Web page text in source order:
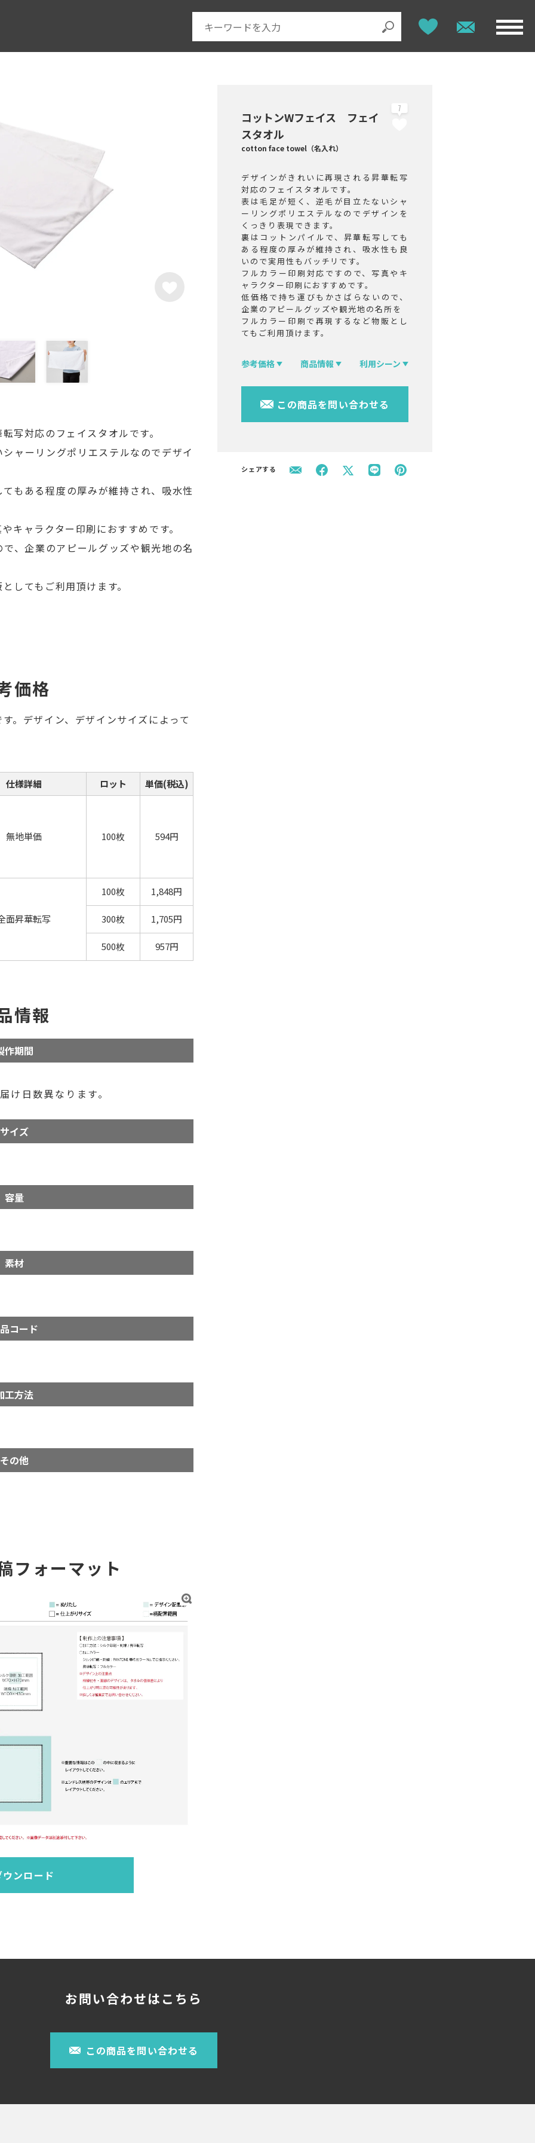
コットンWフェイス フェイ
スタオル
cotton face towel（名入れ）
7
デザインがきれいに再現される昇華転写
対応のフェイスタオルです。
表は毛足が短く、逆毛が目立たないシャ
ーリングポリエステルなのでデザインを
くっきり表現できます。
裏はコットンパイルで、昇華転写しても
ある程度の厚みが維持され、吸水性も良
いので実用性もバッチリです。
フルカラー印刷対応ですので、写真やキ
ャラクター印刷におすすめです。
低価格で持ち運びもかさばらないので、
企業のアピールグッズや観光地の名所を
フルカラー印刷で再現するなど物販とし
てもご利用頂けます。
参考価格 商品情報 利用シーン
この商品を問い合わせる
シェアする
写対応のフェイスタオルです。
ャーリングポリエステルなのでデザイ
もある程度の厚みが維持され、吸水性
キャラクター印刷におすすめです。
、企業のアピールグッズや観光地の名
してもご利用頂けます。
価格
。デザイン、デザインサイズによって
仕様詳細 ロット 単価(税込)
無地単価 100枚 594円
面昇華転写
100枚 1,848円
300枚 1,705円
500枚 957円
情報
作期間
日数異なります。
サイズ
容量
素材
コード
工方法
その他
フォーマット
ウンロード
お問い合わせはこちら
この商品を問い合わせる